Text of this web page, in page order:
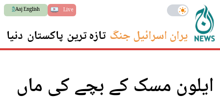
Live
Aaj English
ایران اسرائیل جنگ تازہ ترین پاکستان دنیا
ایلون مسک کے بچے کی ماں